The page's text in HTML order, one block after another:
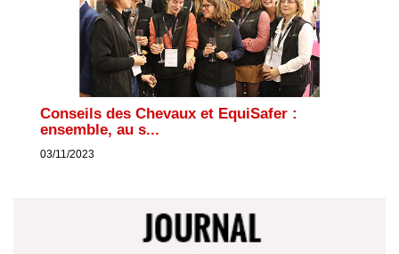
Conseils des Chevaux et EquiSafer :
ensemble, au s...
03/11/2023